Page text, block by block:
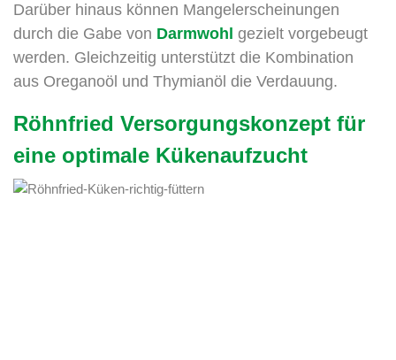
Darüber hinaus können Mangelerscheinungen
durch die Gabe von Darmwohl gezielt vorgebeugt
werden. Gleichzeitig unterstützt die Kombination
aus Oreganoöl und Thymianöl die Verdauung.
Röhnfried Versorgungskonzept für
eine optimale Kükenaufzucht